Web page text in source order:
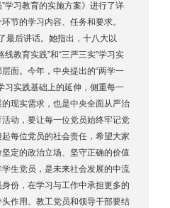
学习教育的实施方案》进行了详
节的学习内容、任务和要求。
后讲话。她指出，十八大以
教育实践”和“三严三实”学习实
面。今年，中央提出的“两学一
习实践基础上的延伸，侧重每一
现实需求，也是中央全面从严治
动，要让每一位党员始终牢记党
每位党员的社会责任，希望大家
定的政治立场、坚守正确的价值
生党员，是未来社会发展的中流
份，在学习与工作中承担更多的
作用。教工党员和领导干部要结